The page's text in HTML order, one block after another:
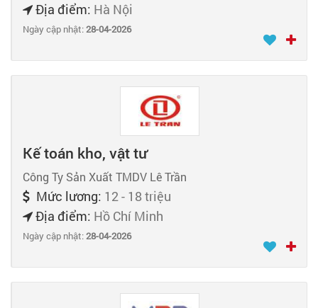
Địa điểm: Hà Nội
Ngày cập nhật:28-04-2026
Kế toán kho, vật tư
Công Ty Sản Xuất TMDV Lê Trần
Mức lương: 12 - 18 triệu
Địa điểm: Hồ Chí Minh
Ngày cập nhật:28-04-2026